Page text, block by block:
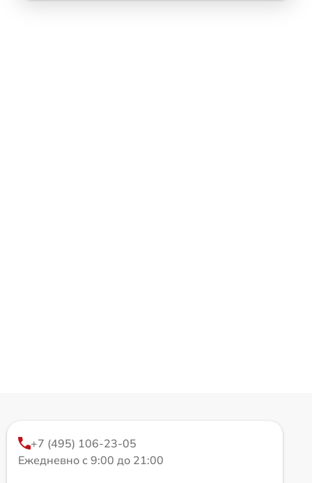
+7 (495) 106-23-05
Ежедневно с 9:00 до 21:00